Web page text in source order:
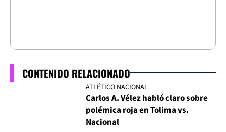
CONTENIDO RELACIONADO
ATLÉTICO NACIONAL
Carlos A. Vélez habló claro sobre
polémica roja en Tolima vs.
Nacional